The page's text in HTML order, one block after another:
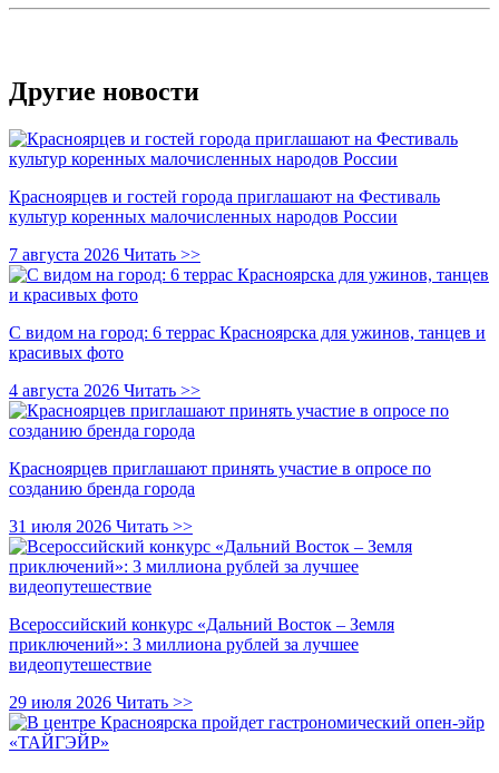
Другие новости
Красноярцев и гостей города приглашают на Фестиваль
культур коренных малочисленных народов России
7 августа 2026 Читать >>
С видом на город: 6 террас Красноярска для ужинов, танцев и
красивых фото
4 августа 2026 Читать >>
Красноярцев приглашают принять участие в опросе по
созданию бренда города
31 июля 2026 Читать >>
Всероссийский конкурс «Дальний Восток – Земля
приключений»: 3 миллиона рублей за лучшее
видеопутешествие
29 июля 2026 Читать >>